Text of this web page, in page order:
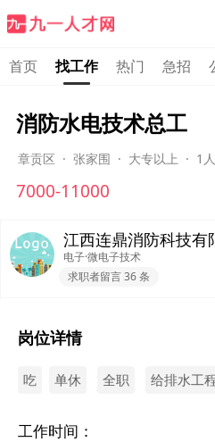
首页 找工作 热门 急招
消防水电技术总工
章贡区 · 张家围 · 大专以上 · 1人
7000-11000
江西连鼎消防科技有
电子·微电子技术
求职者留言 36 条
岗位详情
吃 单休 全职 给排水工
工作时间：